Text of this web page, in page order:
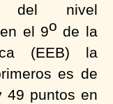
del nivel
el 9o de la
(EEB) la
es de
49 puntos en